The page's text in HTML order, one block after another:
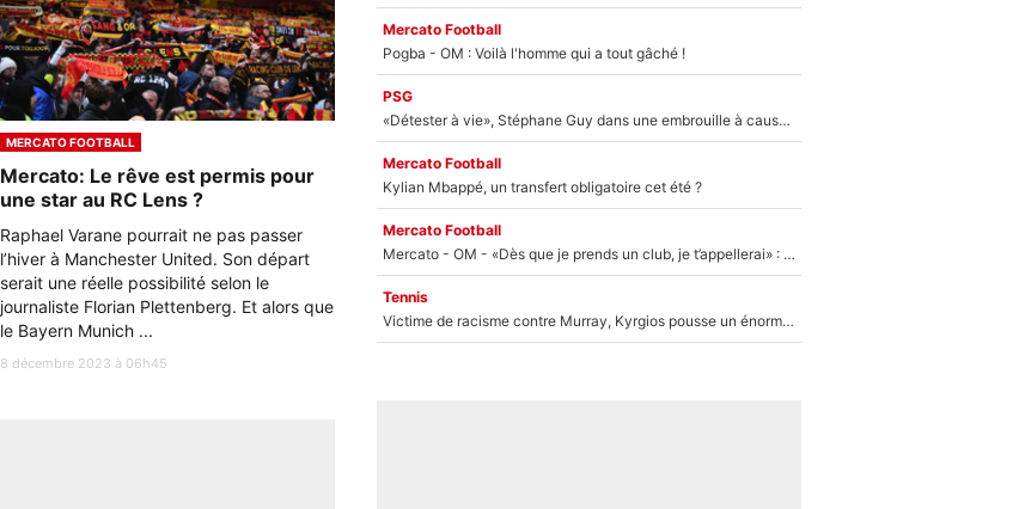
MERCATO FOOTBALL
Mercato: Le rêve est permis pour
une star au RC Lens ?
Raphael Varane pourrait ne pas passer
l’hiver à Manchester United. Son départ
serait une réelle possibilité selon le
journaliste Florian Plettenberg. Et alors que
le Bayern Munich ...
8 décembre 2023 à 06h45
Mercato Football
Pogba - OM : Voilà l'homme qui a tout gâché !
PSG
«Détester à vie», Stéphane Guy dans une embrouille à cause du PSG !
Mercato Football
Kylian Mbappé, un transfert obligatoire cet été ?
Mercato Football
Mercato - OM - «Dès que je prends un club, je t’appellerai» : La promesse de Marcelino au moment de claquer la porte
Tennis
Victime de racisme contre Murray, Kyrgios pousse un énorme coup de gueule !